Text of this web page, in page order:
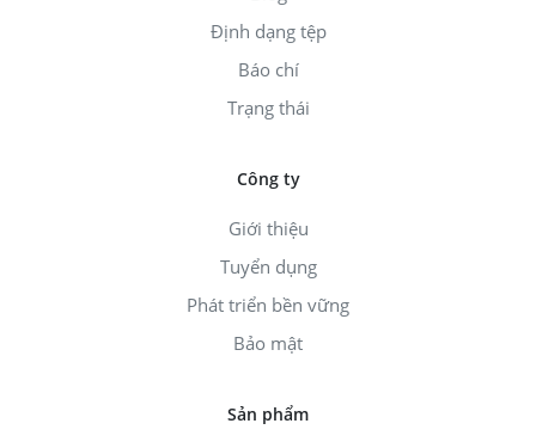
Định dạng tệp
Báo chí
Trạng thái
Công ty
Giới thiệu
Tuyển dụng
Phát triển bền vững
Bảo mật
Sản phẩm